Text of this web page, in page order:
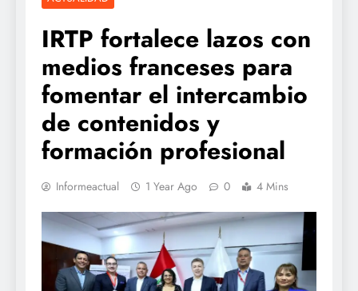
IRTP fortalece lazos con
medios franceses para
fomentar el intercambio
de contenidos y
formación profesional
Informeactual 1 Year Ago 0 4 Mins